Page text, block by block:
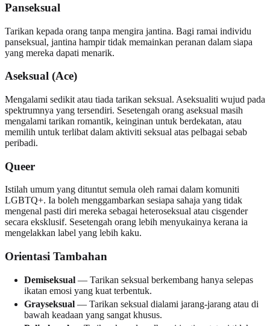
Panseksual
Tarikan kepada orang tanpa mengira jantina. Bagi ramai individu
panseksual, jantina hampir tidak memainkan peranan dalam siapa
yang mereka dapati menarik.
Aseksual (Ace)
Mengalami sedikit atau tiada tarikan seksual. Aseksualiti wujud pada
spektrumnya yang tersendiri. Sesetengah orang aseksual masih
mengalami tarikan romantik, keinginan untuk berdekatan, atau
memilih untuk terlibat dalam aktiviti seksual atas pelbagai sebab
peribadi.
Queer
Istilah umum yang dituntut semula oleh ramai dalam komuniti
LGBTQ+. Ia boleh menggambarkan sesiapa sahaja yang tidak
mengenal pasti diri mereka sebagai heteroseksual atau cisgender
secara eksklusif. Sesetengah orang lebih menyukainya kerana ia
mengelakkan label yang lebih kaku.
Orientasi Tambahan
Demiseksual — Tarikan seksual berkembang hanya selepas
ikatan emosi yang kuat terbentuk.
Grayseksual — Tarikan seksual dialami jarang-jarang atau di
bawah keadaan yang sangat khusus.